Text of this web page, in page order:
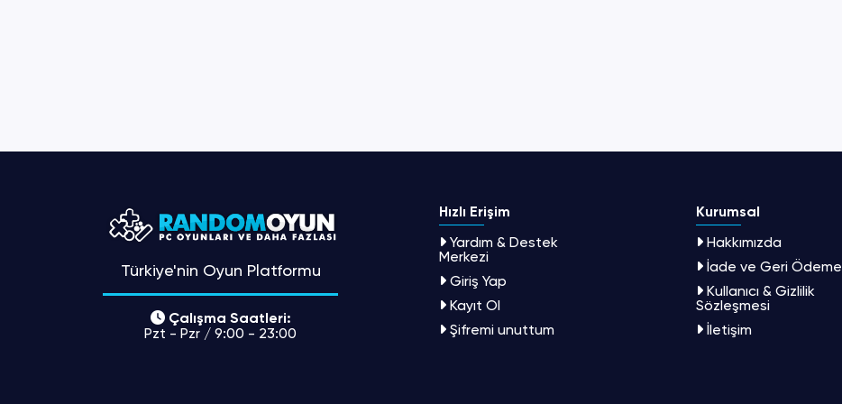
Türkiye'nin Oyun Platformu
Çalışma Saatleri:
Pzt - Pzr / 9:00 - 23:00
Hızlı Erişim
Yardım & Destek
Merkezi
Giriş Yap
Kayıt Ol
Şifremi unuttum
Kurumsal
Hakkımızda
İade ve Geri Ödeme
Kullanıcı & Gizlilik
Sözleşmesi
İletişim